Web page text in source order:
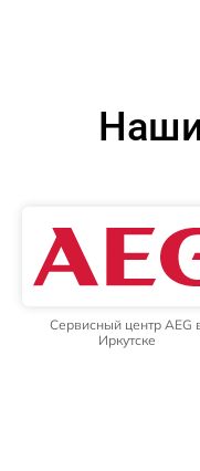
Сервисный центр AEG
Иркутске